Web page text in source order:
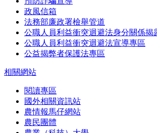
政風信箱
法務部廉政署檢舉管道
公職人員利益衝突迴避法身分關係揭
公職人員利益衝突迴避法宣導專區
公益揭弊者保護法專區
相關網站
閱讀專區
國外相關資訊站
農情報馬仔網站
農民團體